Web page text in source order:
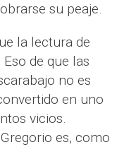
su peaje.
la lectura de
de que las
no es
en uno
vicios.
es, como